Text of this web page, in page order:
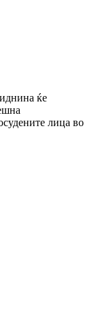
ќе
лица во